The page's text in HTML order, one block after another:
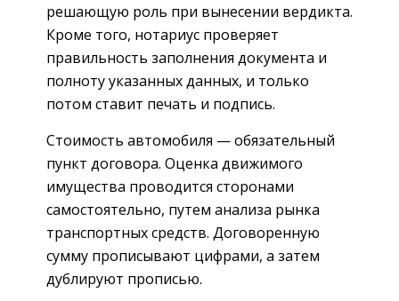
решающую роль при вынесении вердикта.
Кроме того, нотариус проверяет
правильность заполнения документа и
полноту указанных данных, и только
потом ставит печать и подпись.
Стоимость автомобиля — обязательный
пункт договора. Оценка движимого
имущества проводится сторонами
самостоятельно, путем анализа рынка
транспортных средств. Договоренную
сумму прописывают цифрами, а затем
дублируют прописью.